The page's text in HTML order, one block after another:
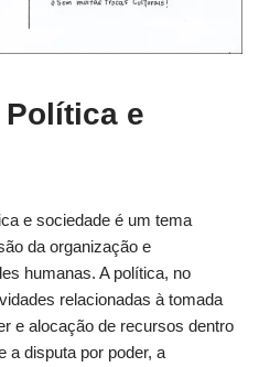
e
e sociedade é um tema
da organização e
humanas. A política, no
relacionadas à tomada
e alocação de recursos dentro
a disputa por poder, a